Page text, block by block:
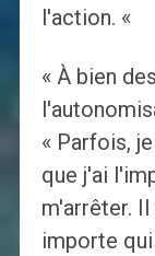
l'action. «
« À bien
« Parfois,
que j'ai
m'arrêter.
importe